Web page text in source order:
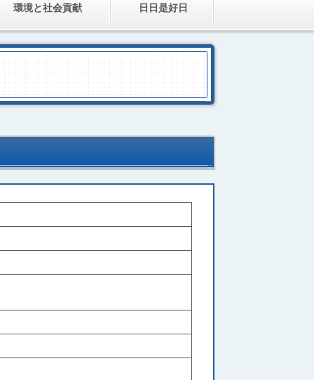
環境と社会貢献 日日是好日